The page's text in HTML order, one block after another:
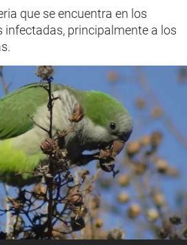
que se encuentra en los
infectadas, principalmente a los